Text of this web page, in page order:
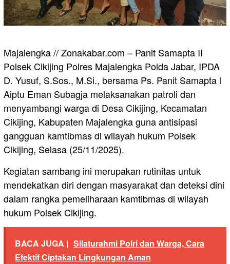
Majalengka // Zonakabar.com – Panit Samapta II
Polsek Cikijing Polres Majalengka Polda Jabar, IPDA
D. Yusuf, S.Sos., M.Si., bersama Ps. Panit Samapta l
Aiptu Eman Subagja melaksanakan patroli dan
menyambangi warga di Desa Cikijing, Kecamatan
Cikijing, Kabupaten Majalengka guna antisipasi
gangguan kamtibmas di wilayah hukum Polsek
Cikijing, Selasa (25/11/2025).
Kegiatan sambang ini merupakan rutinitas untuk
mendekatkan diri dengan masyarakat dan deteksi dini
dalam rangka pemeliharaan kamtibmas di wilayah
hukum Polsek Cikijing.
BACA JUGA | Silaturahmi Polri dan Warga, Cara
Efektif Ciptakan Lingkungan Aman